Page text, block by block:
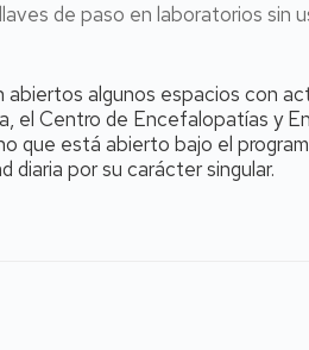
de paso en laboratorios sin
algunos espacios con
el Centro de Encefalopatías y
que está abierto bajo el
por su carácter singular.